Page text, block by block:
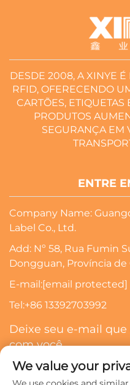
DESDE 2008, A XINYE
RFID, OFERECENDO
CARTÕES, ETIQUETAS
PRODUTOS
SEGURANÇA EM
ENTRE
Company Name:
Label Co., Ltd.
Add: Nº 58, Rua Fumin
Dongguan, Província de
E-mail:[email protected]
Tel:+86 13392703992
Deixe seu e-mail
com você
We value your